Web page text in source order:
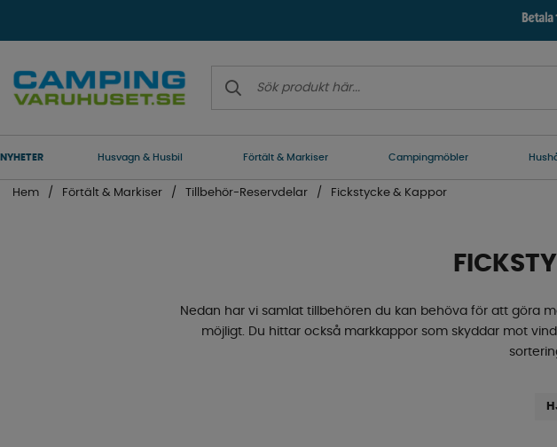
NYHETER Husvagn & Husbil Förtält & Markiser Campingmöbler
Hem Förtält & Markiser Tillbehör-Reservdelar Fickstycke & Kappor
Nedan har vi samlat tillbehören du kan behöva för att göra
möjligt. Du hittar också markkappor som skyddar mot